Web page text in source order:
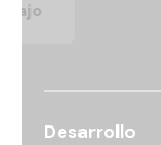
Desarrollo